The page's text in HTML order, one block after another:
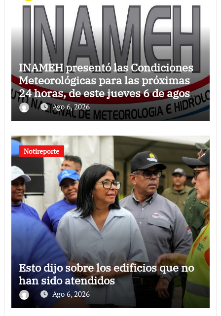
INAMEH presentó las Condiciones
Meteorológicas para las próximas
24 horas, de este jueves 6 de agosto
2026
Ago 6, 2026
Notireporte
Esto dijo sobre los edificios que no
han sido atendidos
Ago 6, 2026